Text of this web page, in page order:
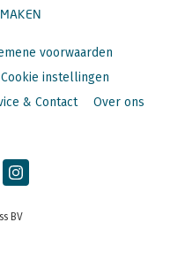
voorwaarden
Cookie instellingen
& Contact Over ons
BV